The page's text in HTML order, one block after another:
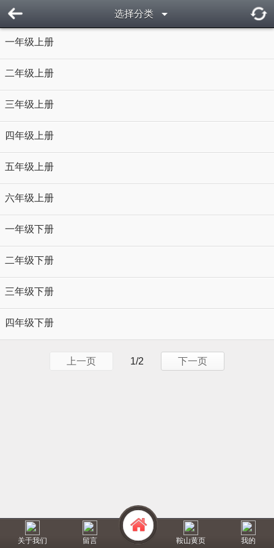
选择分类
一年级上册
二年级上册
三年级上册
四年级上册
五年级上册
六年级上册
一年级下册
二年级下册
三年级下册
四年级下册
上一页 1/2 下一页
关于我们 留言 鞍山黄页 我的